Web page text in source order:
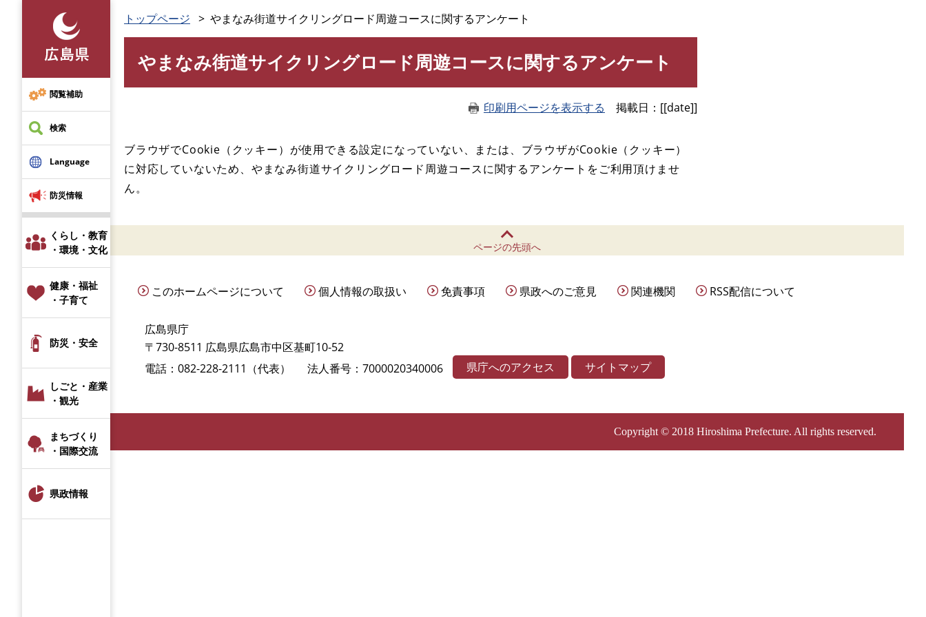
先
頭
で
す
を
飛
ば
し
本
へ
閲覧補助
検索
Language
防災情報
くらし・教育
・環境・文化
健康・福祉
・子育て
防災・安全
しごと・産業
・観光
まちづくり
・国際交流
県政情報
トップページ やまなみ街道サイクリングロード周遊コースに関するアンケート
やまなみ街道サイクリングロード周遊コースに関するアンケート
印刷用ページを表示する 掲載日 [[date]]
ブラウザでCookie（クッキー）が使用できる設定になっていない、または、ブラウザがCookie（クッキー）
に対応していないため、やまなみ街道サイクリングロード周遊コースに関するアンケートをご利用頂けませ
ん。
ページの先頭へ
このホームページについて 個人情報の取扱い 免責事項 県政へのご意見 関連機関 RSS配信について
広島県庁
〒730-8511 広島県広島市中区基町10-52
電話：082-228-2111（代表）
法人番号：7000020340006 県庁へのアクセス サイトマップ
Copyright © 2018 Hiroshima Prefecture. All rights reserved.